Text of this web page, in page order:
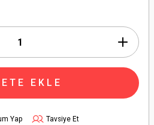
EKLE
Yap
Tavsiye Et